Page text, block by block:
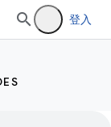
登入